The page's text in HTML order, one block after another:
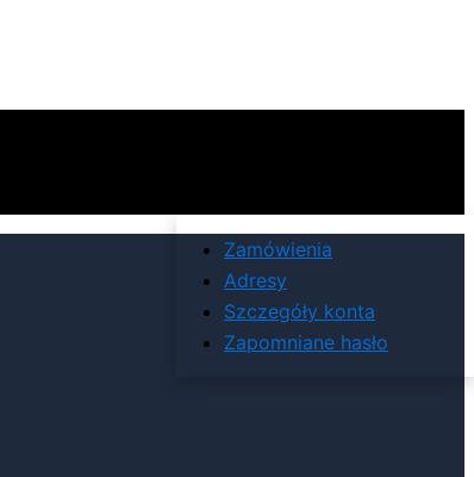
Zamówienia
Adresy
Szczegóły konta
Zapomniane hasło